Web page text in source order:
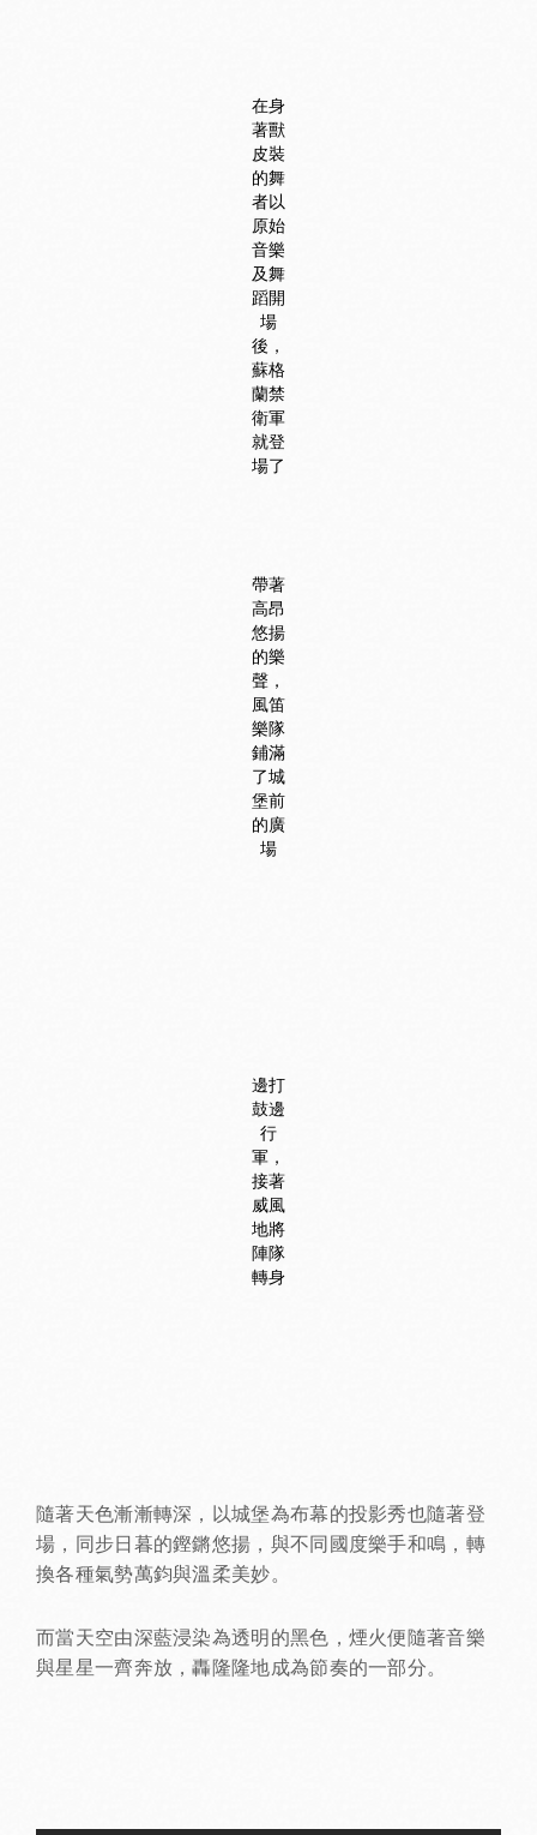
在身
著獸
皮裝
的舞
者以
原始
音樂
及舞
蹈開
場
後，
蘇格
蘭禁
衛軍
就登
場了
帶著
高昂
悠揚
的樂
聲，
風笛
樂隊
鋪滿
了城
堡前
的廣
場
邊打
鼓邊
行
軍，
接著
威風
地將
陣隊
轉身
隨著天色漸漸轉深，以城堡為布幕的投影秀也隨著登
場，同步日暮的鏗鏘悠揚，與不同國度樂手和鳴，轉
換各種氣勢萬鈞與溫柔美妙。
而當天空由深藍浸染為透明的黑色，煙火便隨著音樂
與星星一齊奔放，轟隆隆地成為節奏的一部分。